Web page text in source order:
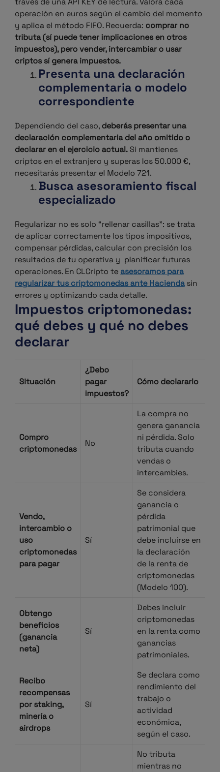
operación en euros según el cambio del momento
y aplica el método FIFO. Recuerda: comprar no
tributa (sí puede tener implicaciones en otros
impuestos), pero vender, intercambiar o usar
criptos sí genera impuestos.
Presenta una declaración
complementaria o modelo
correspondiente
Dependiendo del caso, deberás presentar una
declaración complementaria del año omitido o
declarar en el ejercicio actual. Si mantienes
criptos en el extranjero y superas los 50.000 €,
necesitarás presentar el Modelo 721.
Busca asesoramiento fiscal
especializado
Regularizar no es solo “rellenar casillas”: se trata
de aplicar correctamente los tipos impositivos,
compensar pérdidas, calcular con precisión los
resultados de tu operativa y planificar futuras
operaciones. En CLCripto te asesoramos para
regularizar tus criptomonedas ante Haciendasin
errores y optimizando cada detalle.
Impuestos criptomonedas:
qué debes y qué no debes
declarar
Situación
¿Debo
pagar
impuestos?
Cómo declararlo
Compro
criptomonedas
No
La compra no
genera ganancia
ni pérdida. Solo
tributa cuando
vendas o
intercambies.
Vendo,
intercambio o
uso
criptomonedas
para pagar
Sí
Se considera
ganancia o
pérdida
patrimonial que
debe incluirse en
la declaración
de la renta de
criptomonedas
(Modelo 100).
Obtengo
beneficios
(ganancia
neta)
Sí
Debes incluir
criptomonedas
en la renta como
ganancias
patrimoniales.
Recibo
recompensas
por staking,
minería o
airdrops
Sí
Se declara como
rendimiento del
trabajo o
actividad
económica,
según el caso.
No tributa
mientras no